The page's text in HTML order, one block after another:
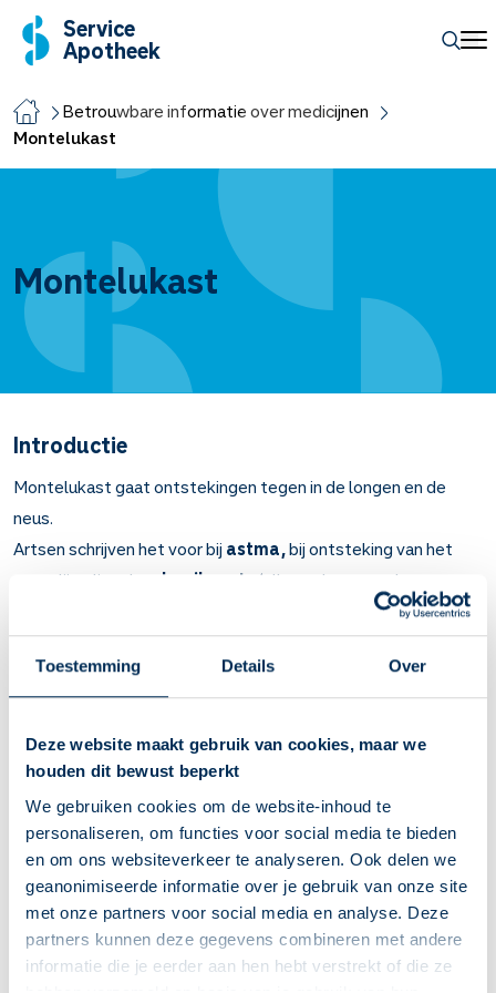
Toestemming Details Over
Deze website maakt gebruik van cookies, maar we
houden dit bewust beperkt
We gebruiken cookies om de website-inhoud te
personaliseren, om functies voor social media te bieden
en om ons websiteverkeer te analyseren. Ook delen we
geanonimiseerde informatie over je gebruik van onze site
met onze partners voor social media en analyse. Deze
partners kunnen deze gegevens combineren met andere
informatie die je eerder aan hen hebt verstrekt of die ze
Service
Apotheek
Betrouwbare informatie over medicijnen
Montelukast
Montelukast
Introductie
Montelukast gaat ontstekingen tegen in de longen en de
neus.
Artsen schrijven het voor bij astma,bij ontsteking van het
neusslijmvlies door hooikoorts
(alleen als men ook astma
Belangrijk om te weten over Montelukast
Montelukast remt ontstekingen in longen en in de neus.
mensen met astma.
U merkt binnen een paar dagen dat uw klachten
verminderen.
Neem dit medicijn in voor u gaat slapen. In de meeste
gevallen werkt dat het beste.
Kauwtabletten: neem in op een lege maag. Dus 1 uur voor
of 2 uur na het eten.
Korrels en gewone tabletten: neem in zonder kauwen.
Korrels mag u mengen met wat koude of lauwe voeding,